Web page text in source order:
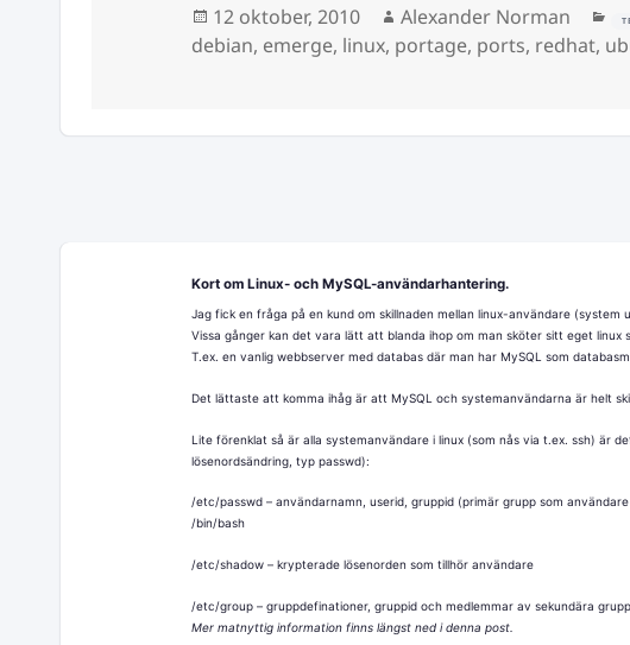
Postat
12 oktober, 2010 Författare
Alexander Norman
debian, emerge, linux, portage, ports, redhat,
Kort om Linux- och MySQL-användarhantering.
Jag fick en fråga på en kund om skillnaden mellan linux-användare (system
Vissa gånger kan det vara lätt att blanda ihop om man sköter sitt eget linux
T.ex. en vanlig webbserver med databas där man har MySQL som
Det lättaste att komma ihåg är att MySQL och systemanvändarna är helt
Lite förenklat så är alla systemanvändare i linux (som nås via t.ex. ssh) är
lösenordsändring, typ passwd):
/etc/passwd – användarnamn, userid, gruppid (primär grupp som
/bin/bash
/etc/shadow – krypterade lösenorden som tillhör användare
/etc/group – gruppdefinationer, gruppid och medlemmar av sekundära
Mer matnyttig information finns längst ned i denna post.